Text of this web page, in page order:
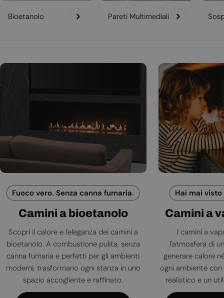
Bioetanolo Pareti Multimediali
Fuoco vero. Senza canna fumaria.
Camini a bioetanolo
Scopri il calore e l'eleganza dei camini a
bioetanolo. A combustione pulita, senza
canna fumaria e perfetti per gli ambienti
moderni, trasformano ogni stanza in uno
spazio accogliente e raffinato.
Hai mai
Camini a
I camini a
l'atmosfera di
generare calore
ogni ambiente
realistico e un